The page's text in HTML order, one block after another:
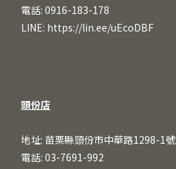
電話: 0916-183-178
LINE: https://lin.ee/uEcoDBF
頭份店
地址: 苗栗縣頭份市中華路1298-1號
電話: 03-7691-992